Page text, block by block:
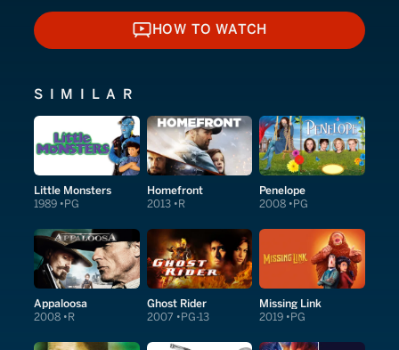
HOW TO WATCH
HOW TO WATCH
SIMILAR
Little Monsters
1989 PG
Homefront
2013 R
Penelope
2008 PG
Appaloosa
2008 R
Ghost Rider
2007 PG-13
Missing Link
2019 PG